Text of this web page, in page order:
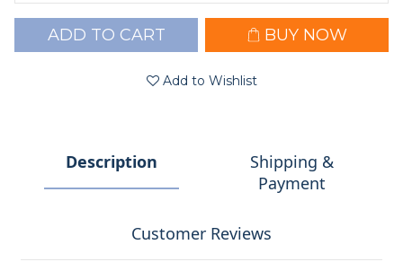
ADD TO CART BUY NOW
Add to Wishlist
Description
Shipping &
Payment
Customer Reviews